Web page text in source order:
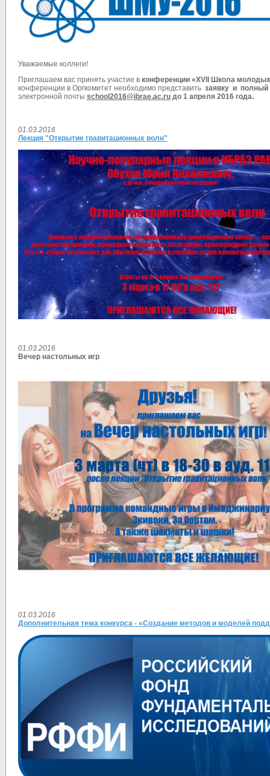
Уважаемые коллеги!
Приглашаем вас принять участие в конференции «XVII
Школа
конференции в Оргкомитет необходимо представить заявку и полный
электронной почты school2016@ibrae.ac.ru до 1 апреля 2016 года.
01.03.2016
Лекция "Открытие гравитационных волн"
01.03.2016
Вечер настольных игр
01.03.2016
Дополнительная тема конкурса - «Создание методов и моделей